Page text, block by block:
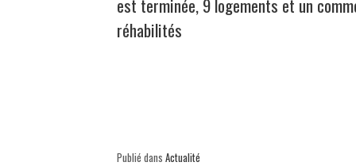
réhabilités
Publié dans Actualité